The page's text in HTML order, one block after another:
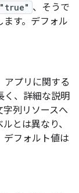
"true" 、そうで
ます。デフォル
アプリに関する
く、詳細な説明
列リソースへ
とは異なり、
デフォルト値は